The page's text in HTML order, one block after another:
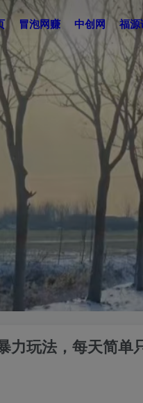
冒泡网赚 中创网 福
力玩法，每天简